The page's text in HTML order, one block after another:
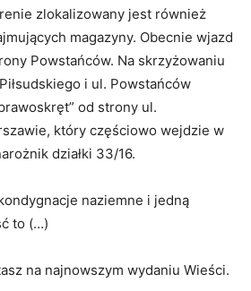
zlokalizowany jest również
magazyny. Obecnie wjazd
Powstańców. Na skrzyżowaniu
i ul. Powstańców
od strony ul.
który częściowo wejdzie w
działki 33/16.
naziemne i jedną
to (…)
na najnowszym wydaniu Wieści.